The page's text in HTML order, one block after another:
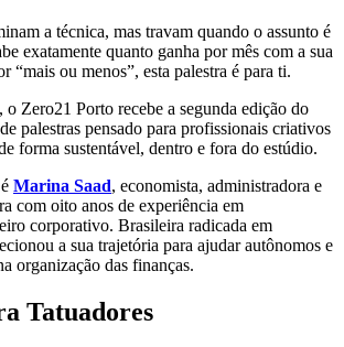
a técnica, mas travam quando o assunto é
exatamente quanto ganha por mês com a sua
“mais ou menos”, esta palestra é para ti.
, o Zero21 Porto recebe a segunda edição do
palestras pensado para profissionais criativos
forma sustentável, dentro e fora do estúdio.
Marina Saad, economista, administradora e
com oito anos de experiência em
corporativo. Brasileira radicada em
a sua trajetória para ajudar autônomos e
organização das finanças.
Tatuadores